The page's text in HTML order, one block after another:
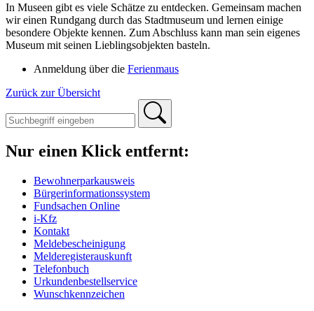
In Museen gibt es viele Schätze zu entdecken. Gemeinsam machen
wir einen Rundgang durch das Stadtmuseum und lernen einige
besondere Objekte kennen. Zum Abschluss kann man sein eigenes
Museum mit seinen Lieblingsobjekten basteln.
Anmeldung über die Ferienmaus
Zurück zur Übersicht
Nur einen Klick entfernt:
Bewohnerparkausweis
Bürgerinformationssystem
Fundsachen Online
i-Kfz
Kontakt
Meldebescheinigung
Melderegisterauskunft
Telefonbuch
Urkundenbestellservice
Wunschkennzeichen